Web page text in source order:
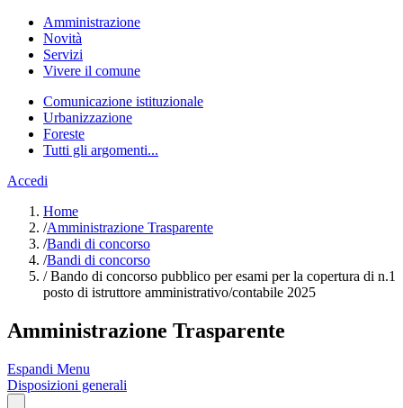
Amministrazione
Novità
Servizi
Vivere il comune
Comunicazione istituzionale
Urbanizzazione
Foreste
Tutti gli argomenti...
Accedi
Home
/Amministrazione Trasparente
/Bandi di concorso
/Bandi di concorso
/Bando di concorso pubblico per esami per la copertura di n.1
posto di istruttore amministrativo/contabile 2025
Amministrazione Trasparente
Espandi Menu
Disposizioni generali